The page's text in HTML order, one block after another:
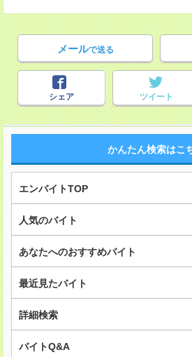
メールで送る
シェア ツイート
かんたん検索はこ
エンバイトTOP
人気のバイト
あなたへのおすすめバイト
最近見たバイト
詳細検索
バイトQ&A